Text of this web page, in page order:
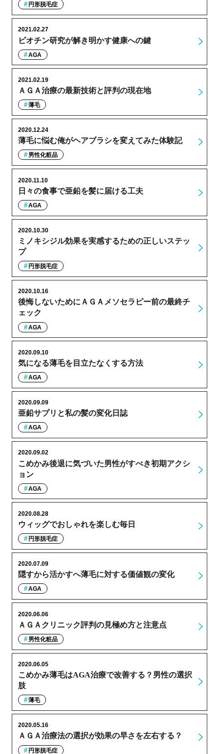
円形脱毛症
ビオチン研究が解き明かす健康への鍵
2021.02.27
AGA
ＡＧＡ治療の最新技術と評判の現在地
2021.02.19
薄毛
薄毛に悩む俺がヘアブラシを変えてみた体験記
2020.12.24
男性化粧品
日々の食事で亜鉛を髪に届ける工夫
2020.11.10
AGA
ミノキシジル効果を実感するための正しいステッ
プ
2020.10.30
円形脱毛症
後悔しないためにＡＧＡメソセラピー前の最終チ
ェック
2020.10.16
AGA
気になる薄毛を目立たなくする方法
2020.09.10
AGA
亜鉛サプリと私の髪の変化日誌
2020.09.09
AGA
こめかみ後退に気づいた男性がすべき初期アクシ
ョン
2020.09.02
AGA
ウィッグでおしゃれを楽しむ毎日
2020.08.28
円形脱毛症
隠すから活かすへ薄毛に対する価値観の変化
2020.07.09
AGA
ＡＧＡクリニック評判の見極め方と注意点
2020.06.06
男性化粧品
こめかみ薄毛はAGA治療で改善する？男性の選択
肢
2020.06.05
薄毛
ＡＧＡ治療法の選択が効果の早さを左右する？
2020.05.16
円形脱毛症